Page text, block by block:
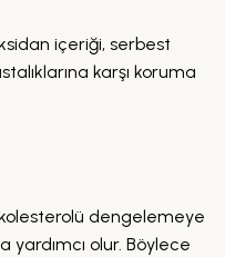
içeriği, serbest
karşı koruma
dengelemeye
olur. Böylece